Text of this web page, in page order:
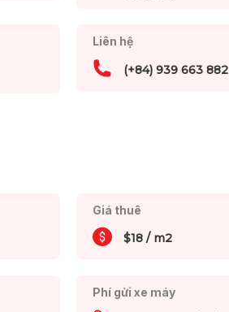
Liên hệ
(+84) 939 663 882
Giá thuê
$18 / m2
Phí gửi xe máy